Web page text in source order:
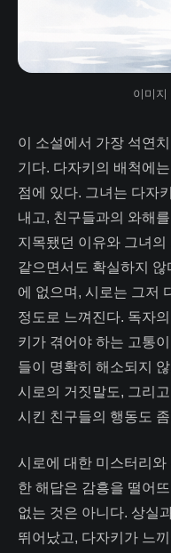
이미지
이 소설에서 가장 석연
기다. 다자키의 배척에
점에 있다. 그녀는 다자
내고, 친구들과의 와해
지목됐던 이유와 그녀
같으면서도 확실하지
에 없으며, 시로는 그저
정도로 느껴진다. 독자
키가 겪어야 하는 고통
들이 명확히 해소되지
시로의 거짓말도, 그리
시킨 친구들의 행동도
시로에 대한 미스터리
한 해답은 감흥을 떨어
없는 것은 아니다. 상실
뛰어났고, 다자키가 느